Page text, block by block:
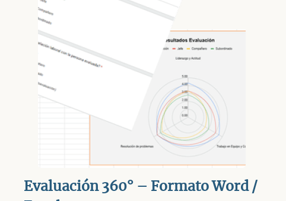
Evaluación 360° – Formato Word /